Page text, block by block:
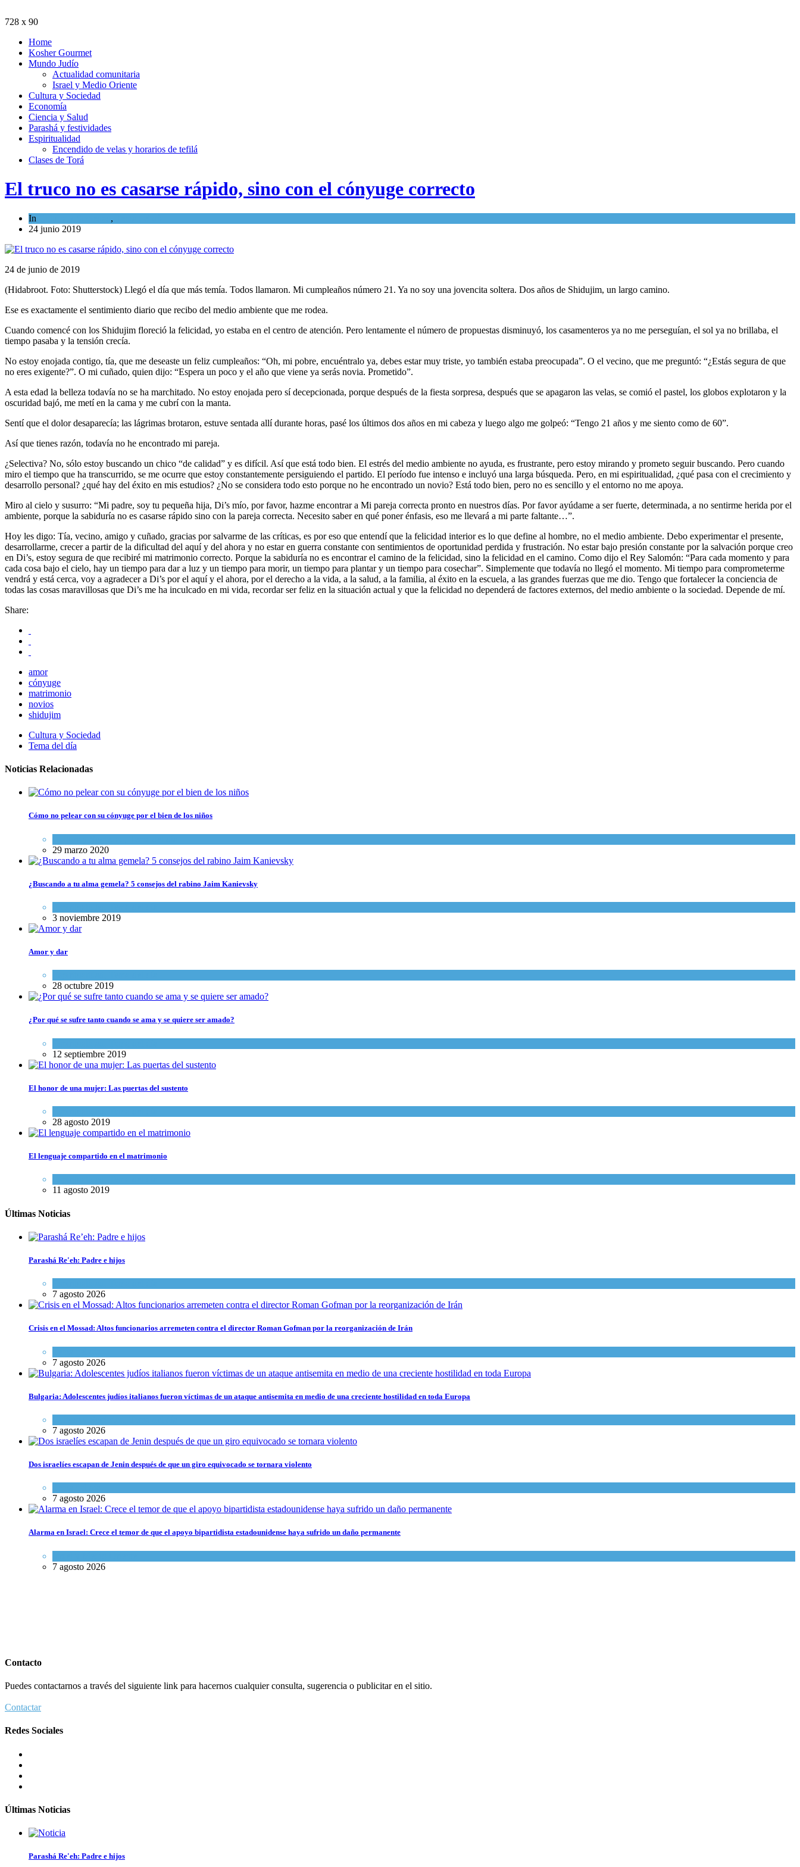
728 x 90
Home
Kosher Gourmet
Mundo Judío
Actualidad comunitaria
Israel y Medio Oriente
Cultura y Sociedad
Economía
Ciencia y Salud
Parashá y festividades
Espiritualidad
Encendido de velas y horarios de tefilá
Clases de Torá
El truco no es casarse rápido, sino con el cónyuge correcto
In ,
24 junio 2019
24 de junio de 2019
(Hidabroot. Foto: Shutterstock) Llegó el día que más temía. Todos llamaron. Mi cumpleaños número 21. Ya no soy una jovencita soltera. Dos años de Shidujim, un largo camino.
Ese es exactamente el sentimiento diario que recibo del medio ambiente que me rodea.
Cuando comencé con los Shidujim floreció la felicidad, yo estaba en el centro de atención. Pero lentamente el número de propuestas disminuyó, los casamenteros ya no me perseguían, el sol ya no brillaba, el
tiempo pasaba y la tensión crecía.
No estoy enojada contigo, tía, que me deseaste un feliz cumpleaños: “Oh, mi pobre, encuéntralo ya, debes estar muy triste, yo también estaba preocupada”. O el vecino, que me preguntó: “¿Estás segura de que
no eres exigente?”. O mi cuñado, quien dijo: “Espera un poco y el año que viene ya serás novia. Prometido”.
A esta edad la belleza todavía no se ha marchitado. No estoy enojada pero sí decepcionada, porque después de la fiesta sorpresa, después que se apagaron las velas, se comió el pastel, los globos explotaron y la
oscuridad bajó, me metí en la cama y me cubrí con la manta.
Sentí que el dolor desaparecía; las lágrimas brotaron, estuve sentada allí durante horas, pasé los últimos dos años en mi cabeza y luego algo me golpeó: “Tengo 21 años y me siento como de 60”.
Así que tienes razón, todavía no he encontrado mi pareja.
¿Selectiva? No, sólo estoy buscando un chico “de calidad” y es difícil. Así que está todo bien. El estrés del medio ambiente no ayuda, es frustrante, pero estoy mirando y prometo seguir buscando. Pero cuando
miro el tiempo que ha transcurrido, se me ocurre que estoy constantemente persiguiendo el partido. El período fue intenso e incluyó una larga búsqueda. Pero, en mi espiritualidad, ¿qué pasa con el crecimiento y
desarrollo personal? ¿qué hay del éxito en mis estudios? ¿No se considera todo esto porque no he encontrado un novio? Está todo bien, pero no es sencillo y el entorno no me apoya.
Miro al cielo y susurro: “Mi padre, soy tu pequeña hija, Di’s mío, por favor, hazme encontrar a Mi pareja correcta pronto en nuestros días. Por favor ayúdame a ser fuerte, determinada, a no sentirme herida por el
ambiente, porque la sabiduría no es casarse rápido sino con la pareja correcta. Necesito saber en qué poner énfasis, eso me llevará a mi parte faltante…”.
Hoy les digo: Tía, vecino, amigo y cuñado, gracias por salvarme de las críticas, es por eso que entendí que la felicidad interior es lo que define al hombre, no el medio ambiente. Debo experimentar el presente,
desarrollarme, crecer a partir de la dificultad del aquí y del ahora y no estar en guerra constante con sentimientos de oportunidad perdida y frustración. No estar bajo presión constante por la salvación porque creo
en Di’s, estoy segura de que recibiré mi matrimonio correcto. Porque la sabiduría no es encontrar el camino de la felicidad, sino la felicidad en el camino. Como dijo el Rey Salomón: “Para cada momento y para
cada cosa bajo el cielo, hay un tiempo para dar a luz y un tiempo para morir, un tiempo para plantar y un tiempo para cosechar”. Simplemente que todavía no llegó el momento. Mi tiempo para comprometerme
vendrá y está cerca, voy a agradecer a Di’s por el aquí y el ahora, por el derecho a la vida, a la salud, a la familia, al éxito en la escuela, a las grandes fuerzas que me dio. Tengo que fortalecer la conciencia de
todas las cosas maravillosas que Di’s me ha inculcado en mi vida, recordar ser feliz en la situación actual y que la felicidad no dependerá de factores externos, del medio ambiente o la sociedad. Depende de mí.
Share:
amor
cónyuge
matrimonio
novios
shidujim
Cultura y Sociedad
Tema del día
Noticias Relacionadas
Cómo no pelear con su cónyuge por el bien de los niños
29 marzo 2020
¿Buscando a tu alma gemela? 5 consejos del rabino Jaim Kanievsky
3 noviembre 2019
Amor y dar
28 octubre 2019
¿Por qué se sufre tanto cuando se ama y se quiere ser amado?
12 septiembre 2019
El honor de una mujer: Las puertas del sustento
28 agosto 2019
El lenguaje compartido en el matrimonio
11 agosto 2019
Últimas Noticias
Parashá Re'eh: Padre e hijos
7 agosto 2026
Crisis en el Mossad: Altos funcionarios arremeten contra el director Roman Gofman por la reorganización de Irán
7 agosto 2026
Bulgaria: Adolescentes judíos italianos fueron víctimas de un ataque antisemita en medio de una creciente hostilidad en toda Europa
7 agosto 2026
Dos israelíes escapan de Jenin después de que un giro equivocado se tornara violento
7 agosto 2026
Alarma en Israel: Crece el temor de que el apoyo bipartidista estadounidense haya sufrido un daño permanente
7 agosto 2026
Contacto
Puedes contactarnos a través del siguiente link para hacernos cualquier consulta, sugerencia o publicitar en el sitio.
Contactar
Redes Sociales
Últimas Noticias
Parashá Re'eh: Padre e hijos